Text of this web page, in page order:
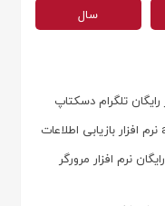
سال
دانلود google chrome 145.0.7632.117 رایگان نرم افزار مرورگر